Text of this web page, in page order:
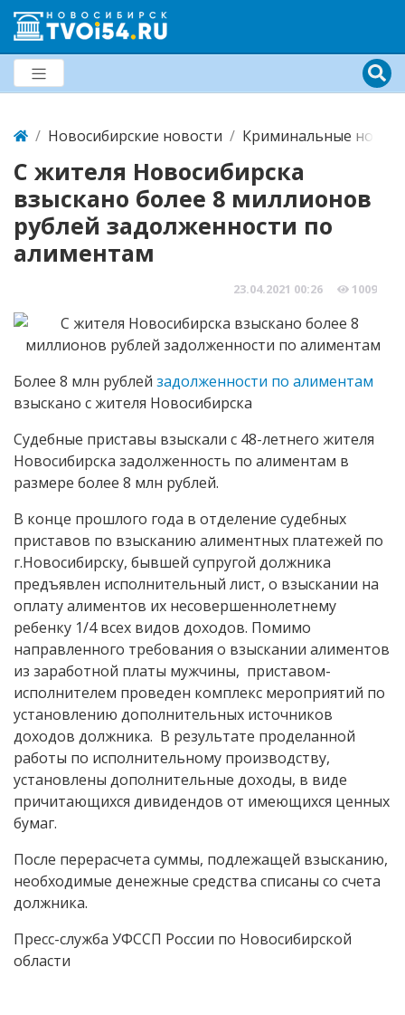
Новосибирские новости Криминальные
C жителя Новосибирска
взыскано более 8 миллионов
рублей задолженности по
алиментам
23.04.2021 00:26 1009
Более 8 млн рублей задолженности по алиментам
взыскано с жителя Новосибирска
Судебные приставы взыскали с 48-летнего жителя
Новосибирска задолженность по алиментам в
размере более 8 млн рублей.
В конце прошлого года в отделение судебных
приставов по взысканию алиментных платежей по
г.Новосибирску, бывшей супругой должника
предъявлен исполнительный лист, о взыскании на
оплату алиментов их несовершеннолетнему
ребенку 1/4 всех видов доходов. Помимо
направленного требования о взыскании алиментов
из заработной платы мужчины, приставом-
исполнителем проведен комплекс мероприятий по
установлению дополнительных источников
доходов должника. В результате проделанной
работы по исполнительному производству,
установлены дополнительные доходы, в виде
причитающихся дивидендов от имеющихся ценных
бумаг.
После перерасчета суммы, подлежащей взысканию,
необходимые денежные средства списаны со счета
должника.
Пресс-служба УФССП России по Новосибирской
области